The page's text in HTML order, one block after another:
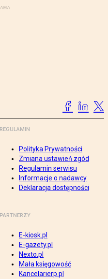
REGULAMIN
Polityka Prywatności
Zmiana ustawień zgód
Regulamin serwisu
Informacje o nadawcy
Deklaracja dostępności
PARTNERZY
E-kiosk.pl
E-gazety.pl
Nexto.pl
Mała księgowość
Kancelarierp.pl